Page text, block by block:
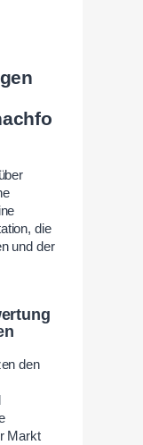
die
und der
den
Markt